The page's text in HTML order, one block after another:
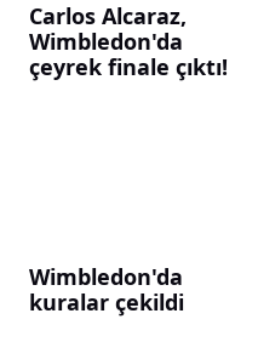
Carlos Alcaraz,
Wimbledon'da
çeyrek finale çıktı!
Wimbledon'da
kuralar çekildi